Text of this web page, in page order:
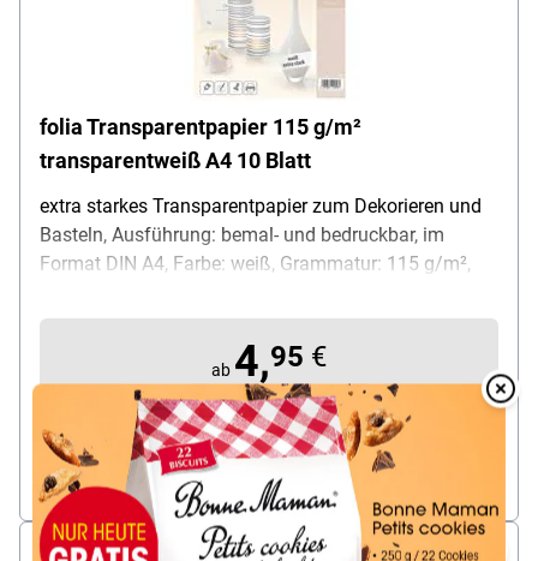
Overlay
folia Transparentpapier 115 g/m²
transparentweiß A4 10 Blatt
extra starkes Transparentpapier zum Dekorieren und
Basteln, Ausführung: bemal- und bedruckbar, im
Format DIN A4, Farbe: weiß, Grammatur: 115 g/m²,
Transparentpapier
ab 4,95 €
pro Pack (ab 5 Pack)
zzgl. 19% MwSt. |zzgl. Service- & Versandkosten
sofort lieferbar, Lieferzeit 1 Werktag